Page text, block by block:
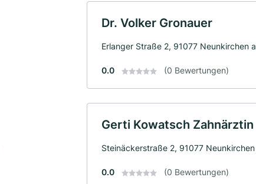
Dr. Volker Gronauer
Erlanger Straße 2, 91077 Neunkirchen
0.0 (0 Bewertungen)
Gerti Kowatsch Zahnärztin
Steinäckerstraße 2, 91077
0.0 (0 Bewertungen)